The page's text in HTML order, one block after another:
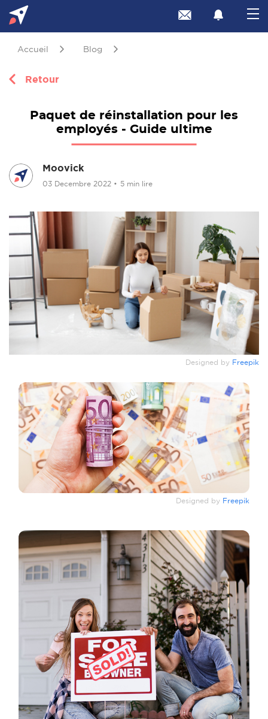
Accueil Blog
Retour
Paquet de réinstallation pour les
employés - Guide ultime
Moovick
03 Decembre 2022 • 5 min lire
Designed by Freepik
Designed by Freepik